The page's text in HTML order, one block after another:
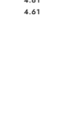
Cena:
4.61